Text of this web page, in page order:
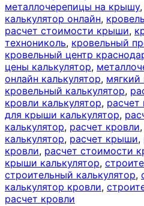
металлочерепицы на крышу,
калькулятор онлайн,
расчет стоимости крыши,
технониколь, кровельный
кровельный центр
цены калькулятор,
онлайн калькулятор, мягкий
кровельный калькулятор,
кровли калькулятор, расчет
для крыши калькулятор,
калькулятор, расчет кровли,
калькулятор, расчет крыши,
кровли, расчет стоимости
крыши калькулятор,
строительный калькулятор,
калькулятор кровли,
расчет кровли